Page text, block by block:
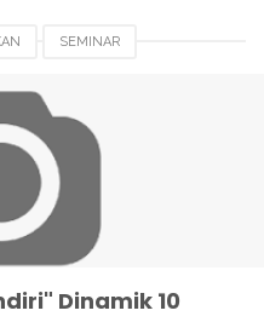
SEMINAR
Dinamik 10